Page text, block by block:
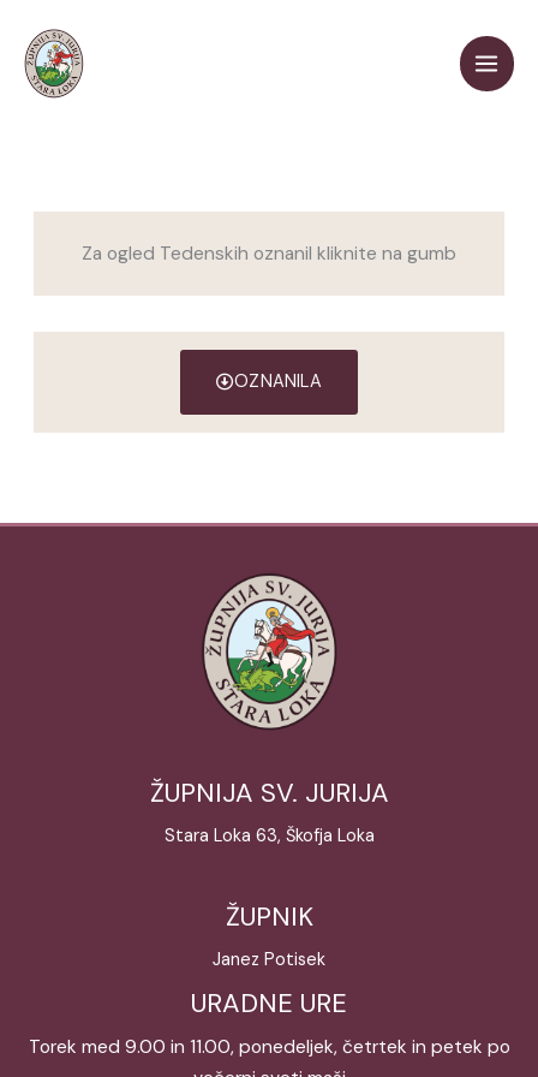
content
Za ogled Tedenskih oznanil kliknite na gumb
OZNANILA
ŽUPNIJA SV. JURIJA
Stara Loka 63, Škofja Loka
ŽUPNIK
Janez Potisek
URADNE URE
Torek med 9.00 in 11.00, ponedeljek, četrtek in petek po